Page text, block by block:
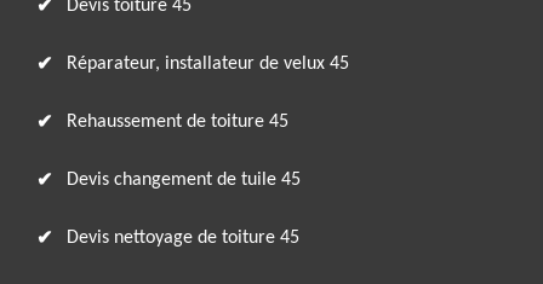
Devis toiture 45
Réparateur, installateur de velux 45
Rehaussement de toiture 45
Devis changement de tuile 45
Devis nettoyage de toiture 45